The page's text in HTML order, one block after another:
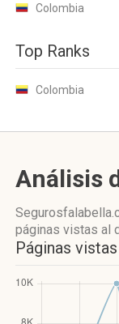
Colombia
Top Ranks
Colombia
Análisis
páginas vistas al
Páginas vistas